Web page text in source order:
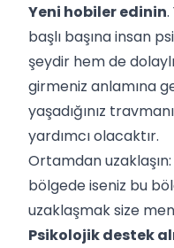
Yeni hobiler edinin
başlı başına insan
şeydir hem de
girmeniz anlamına
yaşadığınız
yardımcı olacaktır.
Ortamdan
bölgede iseniz bu
uzaklaşmak size
Psikolojik destek